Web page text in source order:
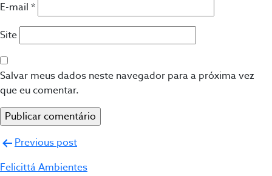
E-mail *
Site
Salvar meus dados neste navegador para a próxima vez
que eu comentar.
Navegação
de
Previous post
Felicittá Ambientes